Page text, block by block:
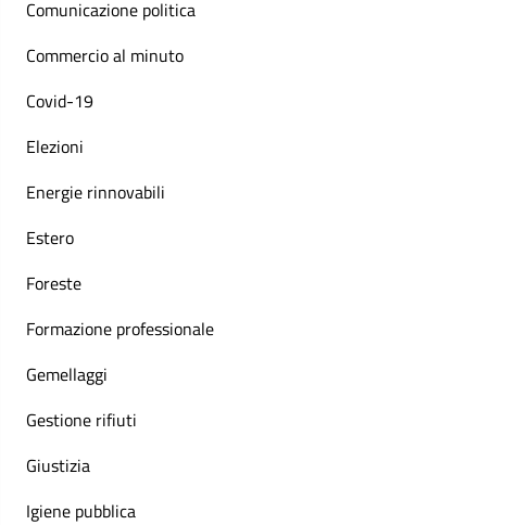
Comunicazione politica
Commercio al minuto
Covid-19
Elezioni
Energie rinnovabili
Estero
Foreste
Formazione professionale
Gemellaggi
Gestione rifiuti
Giustizia
Igiene pubblica